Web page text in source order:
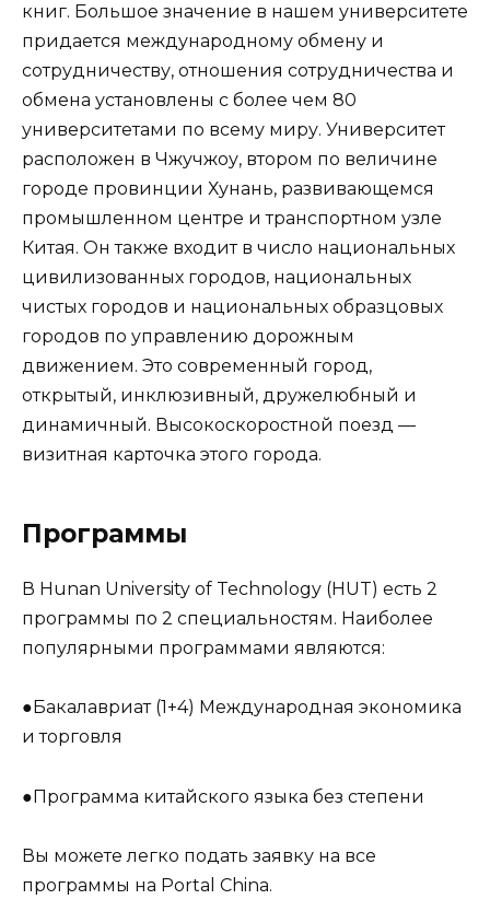
книг. Большое значение в нашем университете
придается международному обмену и
сотрудничеству, отношения сотрудничества и
обмена установлены с более чем 80
университетами по всему миру. Университет
расположен в Чжучжоу, втором по величине
городе провинции Хунань, развивающемся
промышленном центре и транспортном узле
Китая. Он также входит в число национальных
цивилизованных городов, национальных
чистых городов и национальных образцовых
городов по управлению дорожным
движением. Это современный город,
открытый, инклюзивный, дружелюбный и
динамичный. Высокоскоростной поезд —
визитная карточка этого города.
Программы
В Hunan University of Technology (HUT) есть 2
программы по 2 специальностям. Наиболее
популярными программами являются:
●Бакалавриат (1+4) Международная экономика
и торговля
●Программа китайского языка без степени
Вы можете легко подать заявку на все
программы на Portal China.